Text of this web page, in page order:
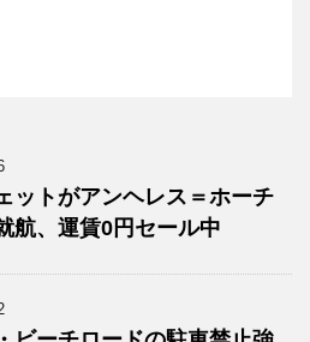
ットがアンヘレス＝ホーチ
航、運賃0円セール中